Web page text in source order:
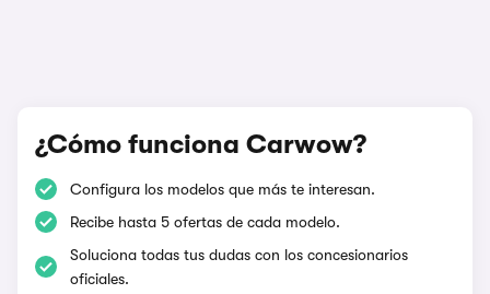
¿Cómo funciona Carwow?
Configura los modelos que más te interesan.
Recibe hasta 5 ofertas de cada modelo.
Soluciona todas tus dudas con los concesionarios
oficiales.